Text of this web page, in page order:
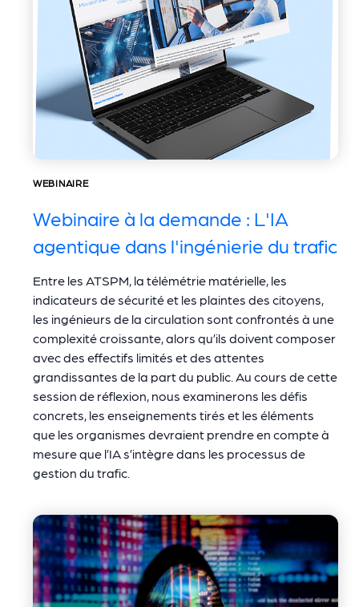
WEBINAIRE
Webinaire à la demande : L'IA
agentique dans l'ingénierie du trafic
Entre les ATSPM, la télémétrie matérielle, les
indicateurs de sécurité et les plaintes des citoyens,
les ingénieurs de la circulation sont confrontés à une
complexité croissante, alors qu’ils doivent composer
avec des effectifs limités et des attentes
grandissantes de la part du public. Au cours de cette
session de réflexion, nous examinerons les défis
concrets, les enseignements tirés et les éléments
que les organismes devraient prendre en compte à
mesure que l’IA s’intègre dans les processus de
gestion du trafic.